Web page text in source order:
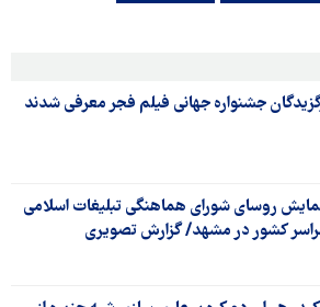
جشنواره جهانی فیلم فجر معرفی شدند
روسای شورای هماهنگی تبلیغات اسلامی
کشور در مشهد/ گزارش تصویری